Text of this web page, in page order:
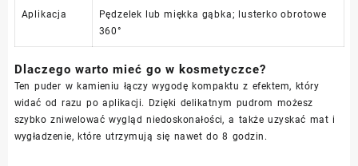
Aplikacja
Pędzelek lub miękka gąbka; lusterko obrotowe
360°
Dlaczego warto mieć go w kosmetyczce?
Ten puder w kamieniu łączy wygodę kompaktu z efektem, który
widać od razu po aplikacji. Dzięki delikatnym pudrom możesz
szybko zniwelować wygląd niedoskonałości, a także uzyskać mat i
wygładzenie, które utrzymują się nawet do 8 godzin.